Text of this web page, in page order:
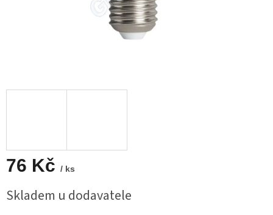
76 Kč / ks
cena:
Skladem u dodavatele